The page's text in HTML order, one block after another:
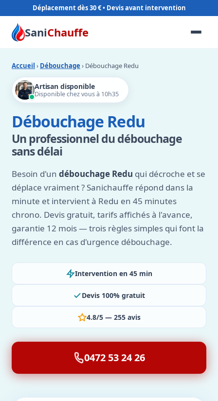
Déplacement dès 30 €
SaniChauffe
Accueil › Débouchage › Débouchage Redu
Artisan disponible
Disponible chez vous à 10h35
Débouchage Redu
Un professionnel du débouchage
sans délai
Besoin d'un débouchage Redu qui décroche et se
déplace vraiment ? Sanichauffe répond dans la
minute et intervient à Redu en 45 minutes
chrono. Devis gratuit, tarifs affichés à l'avance,
garantie 12 mois — trois règles simples qui font la
différence en cas d'urgence débouchage.
Intervention en 45 min
Devis 100% gratuit
4.8/5 — 255 avis
0472 53 24 26